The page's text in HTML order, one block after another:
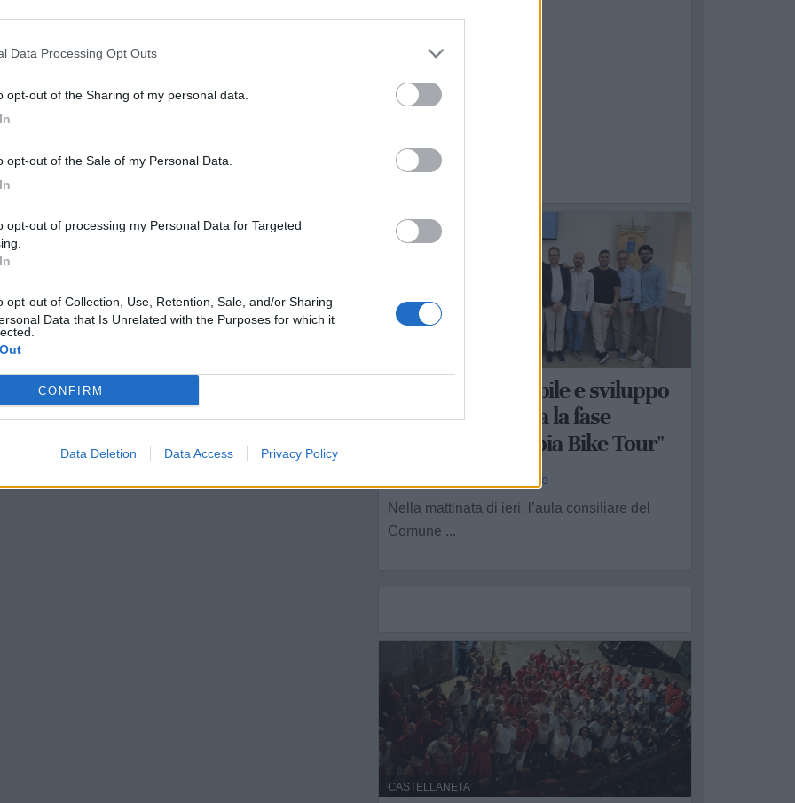
Data Processing Opt Outs
opt-out of the Sharing of my personal data.
opt-out of the Sale of my Personal Data.
Data that Is Unrelated with the Purposes for which it
CONFIRM
Data Deletion Data Access Privacy Policy
con disabilità. Erano inoltre presenti i
Khaalesi, Circolo Velico Vega e Lega Navale
gratuita di passerelle, ombrelloni, sedie
spogliatoio, sedie Job e sedie galleggianti.
ai bagnanti ed è classificata come zona
sono fissate quotidianamente dalle 9 alle 13
pianificazione delle attività turistiche del comune
dei servizi balneari sul litorale di Castellaneta
della tua città direttamente sul tuo smartphone.
Mobilità sostenibile e sviluppo
territoriale: al via la fase
operativa di "Appia Bike Tour"
La Redazione - ven 31 luglio
Nella mattinata di ieri, l’aula consiliare del
Comune ...
CASTELLANETA